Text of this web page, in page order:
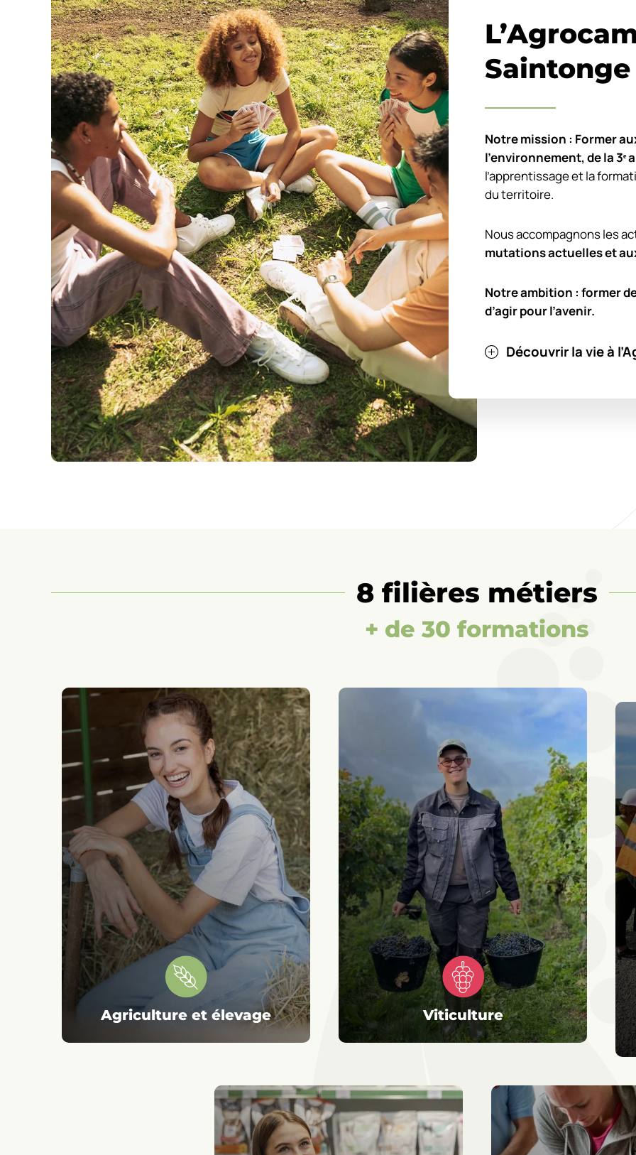
Saintonge
Notre mission : Former
l’environnement, de la 3ᵉ
l’apprentissage et la
du territoire.
Nous accompagnons les
mutations actuelles et
Notre ambition : former
d’agir pour l’avenir.
Découvrir la vie à
8 filières métiers
+ de 30 formations
Générale
et
technologique
Agriculture et élevage
Viticulture